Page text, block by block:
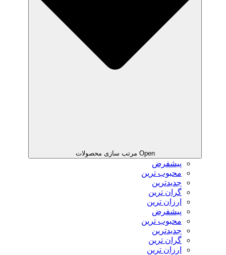
Open مرتب سازی محصولات
پیشفرض
محبوب ترین
جدیدترین
گران ترین
ارزان ترین
پیشفرض
محبوب ترین
جدیدترین
گران ترین
ارزان ترین